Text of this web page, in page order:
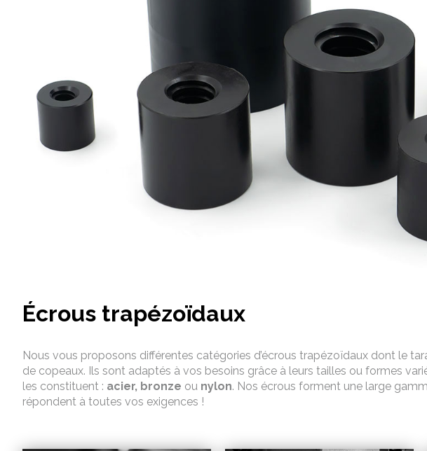
Écrous trapézoïdaux
Nous vous proposons différentes catégories d’écrous trapézoïdaux dont le
de copeaux. Ils sont adaptés à vos besoins grâce à leurs tailles ou formes
les constituent : acier, bronze ou nylon. Nos écrous forment une large
répondent à toutes vos exigences !